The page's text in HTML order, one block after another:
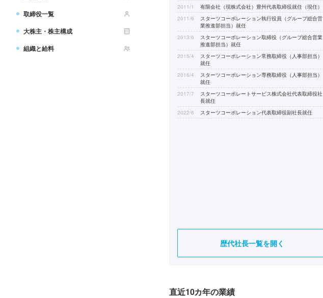
取締役一覧
大株主・株主構成
組織と給料
2011/1
有限会社（現株式会社）豊州代表取締役就任（現任）
2011/6
スターツコーポレーション執行役員（グループ総合営
業推進部担当）就任
2013/6
スターツコーポレーション取締役（グループ総合営業
推進部担当）就任
2015/4
スターツコーポレーション常務取締役（人事部担当）
就任
2016/4
スターツコーポレーション専務取締役（人事部担当）
就任
2017/7
スターツコーポレートサービス株式会社代表取締役社
長就任
2022/6
スターツコーポレーション代表取締役副社長就任
歴代社長一覧を開く
直近10カ年の業績